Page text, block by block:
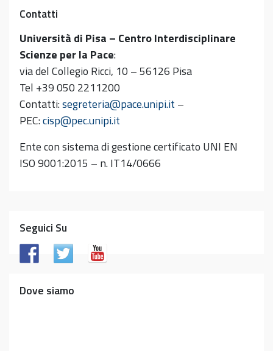
Contatti
Università di Pisa – Centro Interdisciplinare
Scienze per la Pace:
via del Collegio Ricci, 10 – 56126 Pisa
Tel +39 050 2211200
Contatti:segreteria@pace.unipi.it –
PEC:cisp@pec.unipi.it
Ente con sistema di gestione certificato UNI EN
ISO 9001:2015 – n. IT14/0666
Seguici Su
Dove siamo